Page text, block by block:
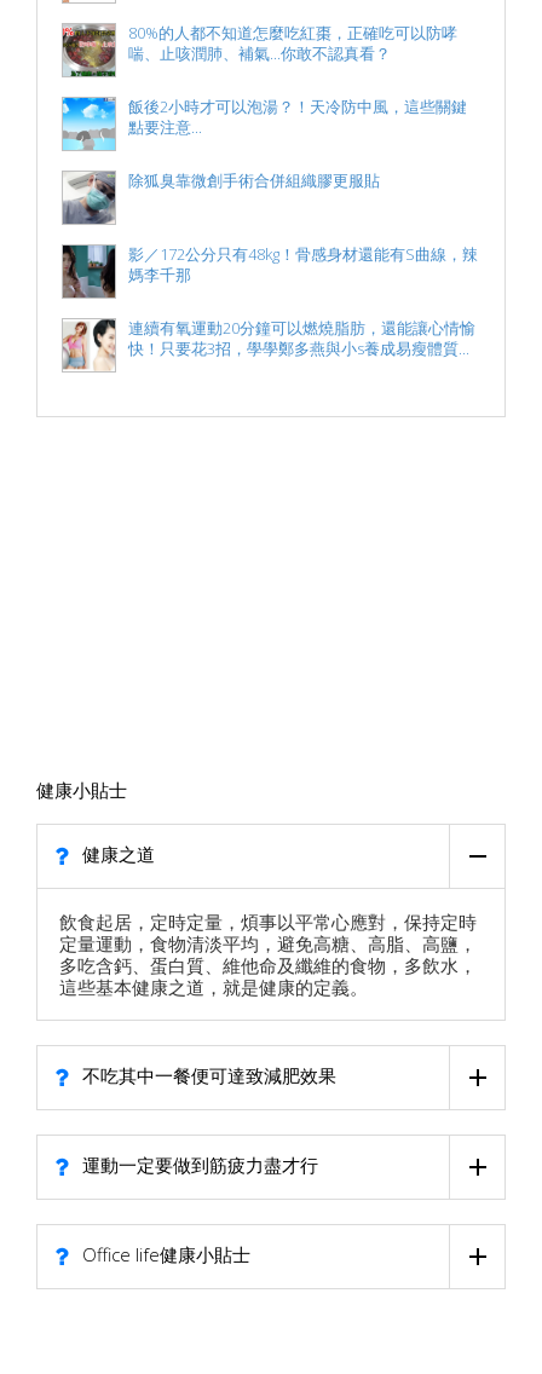
80%的人都不知道怎麼吃紅棗，正確吃可以防哮
喘、止咳潤肺、補氣...你敢不認真看？
飯後2小時才可以泡湯？！天冷防中風，這些關鍵
點要注意...
除狐臭靠微創手術合併組織膠更服貼
影／172公分只有48kg！骨感身材還能有S曲線，辣
媽李千那
連續有氧運動20分鐘可以燃燒脂肪，還能讓心情愉
快！只要花3招，學學鄭多燕與小s養成易瘦體質...
健康小貼士
健康之道
飲食起居，定時定量，煩事以平常心應對，保持定時
定量運動，食物清淡平均，避免高糖、高脂、高鹽，
多吃含鈣、蛋白質、維他命及纖維的食物，多飲水，
這些基本健康之道，就是健康的定義。
不吃其中一餐便可達致減肥效果
運動一定要做到筋疲力盡才行
Office life健康小貼士